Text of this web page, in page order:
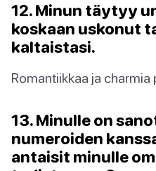
12. Minun täytyy
koskaan uskonut
kaltaistasi.
Romantiikkaa ja charmia
13. Minulle on
numeroiden
antaisit minulle